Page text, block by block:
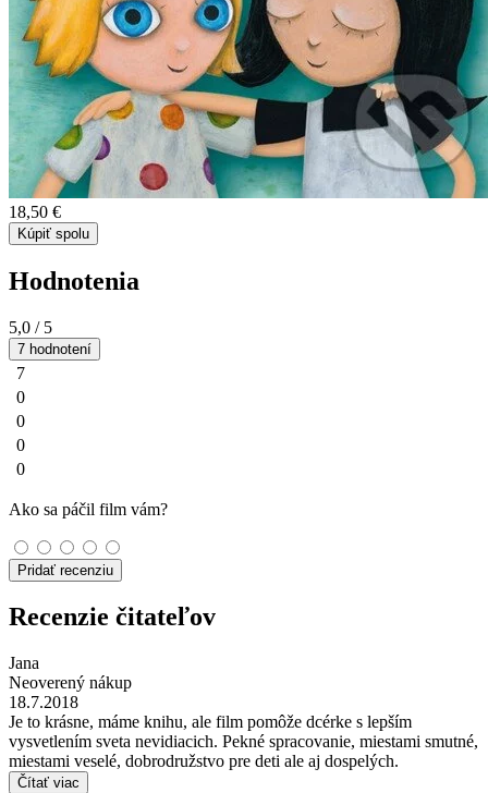
18,50 €
Kúpiť spolu
Hodnotenia
5,0 / 5
7 hodnotení
7
0
0
0
0
Ako sa páčil film vám?
Pridať recenziu
Recenzie čitateľov
Jana
Neoverený nákup
18.7.2018
Je to krásne, máme knihu, ale film pomôže dcérke s lepším
vysvetlením sveta nevidiacich. Pekné spracovanie, miestami smutné,
miestami veselé, dobrodružstvo pre deti ale aj dospelých.
Čítať viac